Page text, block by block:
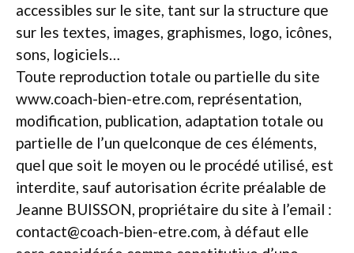
accessibles sur le site, tant sur la structure que
sur les textes, images, graphismes, logo, icônes,
sons, logiciels…
Toute reproduction totale ou partielle du site
www.coach-bien-etre.com, représentation,
modification, publication, adaptation totale ou
partielle de l’un quelconque de ces éléments,
quel que soit le moyen ou le procédé utilisé, est
interdite, sauf autorisation écrite préalable de
Jeanne BUISSON, propriétaire du site à l’email :
contact@coach-bien-etre.com, à défaut elle